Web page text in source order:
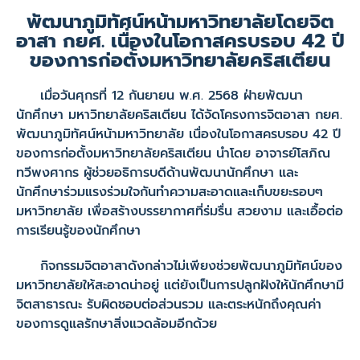
พัฒนาภูมิทัศน์หน้ามหาวิทยาลัยโดยจิต
อาสา กยศ. เนื่องในโอกาสครบรอบ 42 ปี
ของการก่อตั้งมหาวิทยาลัยคริสเตียน
เมื่อวันศุกรที่ 12 กันยายน พ.ศ. 2568 ฝ่ายพัฒนา
นักศึกษา มหาวิทยาลัยคริสเตียน ได้จัดโครงการจิตอาสา กยศ.
พัฒนาภูมิทัศน์หน้ามหาวิทยาลัย เนื่องในโอกาสครบรอบ 42 ปี
ของการก่อตั้งมหาวิทยาลัยคริสเตียน นำโดย อาจารย์โสภิณ
ทวีพงศากร ผู้ช่วยอธิการบดีด้านพัฒนานักศึกษา และ
นักศึกษาร่วมแรงร่วมใจกันทำความสะอาดและเก็บขยะรอบๆ
มหาวิทยาลัย เพื่อสร้างบรรยากาศที่ร่มรื่น สวยงาม และเอื้อต่อ
การเรียนรู้ของนักศึกษา
กิจกรรมจิตอาสาดังกล่าวไม่เพียงช่วยพัฒนาภูมิทัศน์ของ
มหาวิทยาลัยให้สะอาดน่าอยู่ แต่ยังเป็นการปลูกฝังให้นักศึกษามี
จิตสาธารณะ รับผิดชอบต่อส่วนรวม และตระหนักถึงคุณค่า
ของการดูแลรักษาสิ่งแวดล้อมอีกด้วย